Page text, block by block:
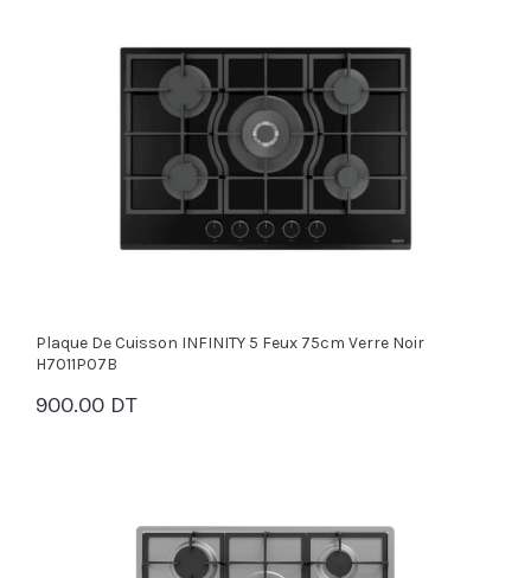
Plaque De Cuisson INFINITY 5 Feux 75cm Verre Noir
H7011P07B
900.00 DT
PANIER